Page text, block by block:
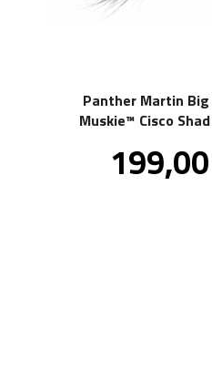
Panther Martin Big
Muskie™ Cisco
Pris
199,00